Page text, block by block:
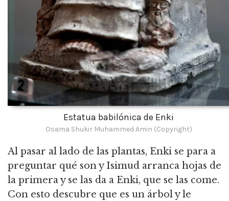
Estatua babilónica de Enki
Osama Shukir Muhammed Amin (Copyright)
Al pasar al lado de las plantas, Enki se para a
preguntar qué son y Isimud arranca hojas de
la primera y se las da a Enki, que se las come.
Con esto descubre que es un árbol y le